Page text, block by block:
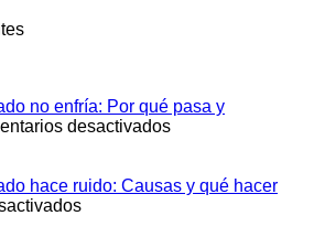
no enfría: Por qué pasa y
desactivadosen
no
hace ruido: Causas y qué hacer
en